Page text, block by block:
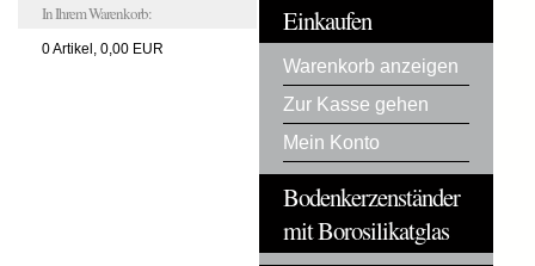
In Ihrem Warenkorb:
0Artikel, 0,00 EUR
Einkaufen
Warenkorb anzeigen
Zur Kasse gehen
Mein Konto
Bodenkerzenständer
mit Borosilikatglas